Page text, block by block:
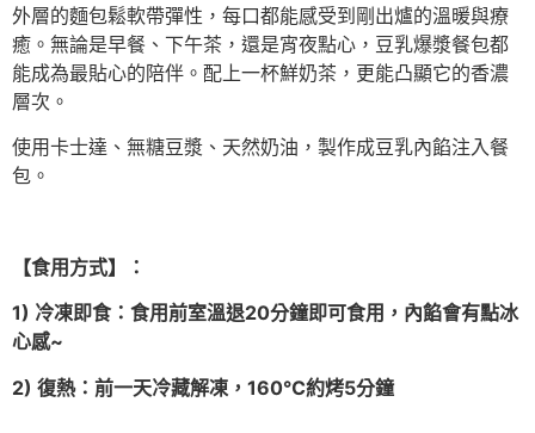
外層的麵包鬆軟帶彈性，每口都能感受到剛出爐的溫暖與療
癒。無論是早餐、下午茶，還是宵夜點心，豆乳爆漿餐包都
能成為最貼心的陪伴。配上一杯鮮奶茶，更能凸顯它的香濃
層次。
使用卡士達、無糖豆漿、天然奶油，製作成豆乳內餡注入餐
包。
【食用方式】：
1) 冷凍即食：食用前室溫退20分鐘即可食用，內餡會有點冰
心感~
2) 復熱：前一天冷藏解凍，160℃約烤5分鐘